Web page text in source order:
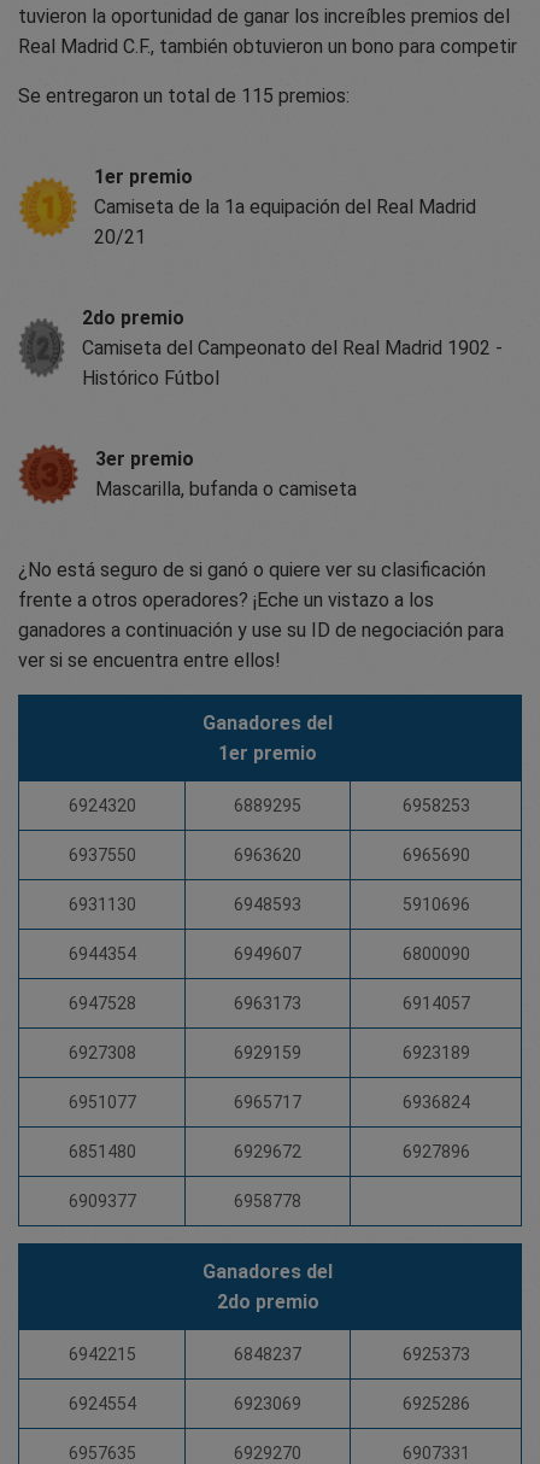
tuvieron la oportunidad de ganar los increíbles premios del
Real Madrid C.F., también obtuvieron un bono para competir
Se entregaron un total de 115 premios:
1er premio
Camiseta de la 1a equipación del Real Madrid
20/21
2do premio
Camiseta del Campeonato del Real Madrid 1902 -
Histórico Fútbol
3er premio
Mascarilla, bufanda o camiseta
¿No está seguro de si ganó o quiere ver su clasificación
frente a otros operadores? ¡Eche un vistazo a los
ganadores a continuación y use su ID de negociación para
ver si se encuentra entre ellos!
Ganadores del
1er premio
6924320 6889295 6958253
6937550 6963620 6965690
6931130 6948593 5910696
6944354 6949607 6800090
6947528 6963173 6914057
6927308 6929159 6923189
6951077 6965717 6936824
6851480 6929672 6927896
6909377 6958778
Ganadores del
2do premio
6942215 6848237 6925373
6924554 6923069 6925286
6957635 6929270 6907331